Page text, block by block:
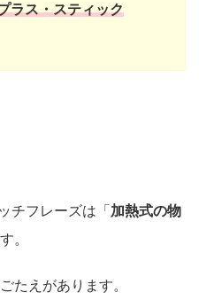
ラス・スティック
チフレーズは「 加熱式の物
。
たえがあります。